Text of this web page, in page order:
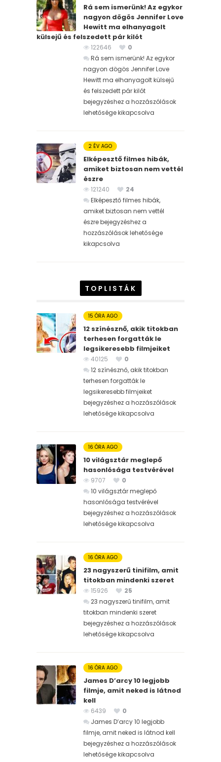
Rá sem ismerünk! Az egykor
nagyon dögös Jennifer Love
Hewitt ma elhanyagolt
külsejű és felszedett pár kilót
122646
0
Rá sem ismerünk! Az egykor
nagyon dögös Jennifer Love
Hewitt ma elhanyagolt külsejű
és felszedett pár kilót
bejegyzéshez a hozzászólások
lehetősége kikapcsolva
2 ÉV AGO
Elképesztő filmes hibák,
amiket biztosan nem vettél
észre
121240
24
Elképesztő filmes hibák,
amiket biztosan nem vettél
észre bejegyzéshez a
hozzászólások lehetősége
kikapcsolva
TOPLISTÁK
15 ÓRA AGO
12 színésznő, akik titokban
terhesen forgatták le
legsikeresebb filmjeiket
40125
0
12 színésznő, akik titokban
terhesen forgatták le
legsikeresebb filmjeiket
bejegyzéshez a hozzászólások
lehetősége kikapcsolva
16 ÓRA AGO
10 világsztár meglepő
hasonlósága testvérével
9707
0
10 világsztár meglepő
hasonlósága testvérével
bejegyzéshez a hozzászólások
lehetősége kikapcsolva
16 ÓRA AGO
23 nagyszerű tinifilm, amit
titokban mindenki szeret
15926
25
23 nagyszerű tinifilm, amit
titokban mindenki szeret
bejegyzéshez a hozzászólások
lehetősége kikapcsolva
16 ÓRA AGO
James D’arcy 10 legjobb
filmje, amit neked is látnod
kell
6439
0
James D’arcy 10 legjobb
filmje, amit neked is látnod kell
bejegyzéshez a hozzászólások
lehetősége kikapcsolva